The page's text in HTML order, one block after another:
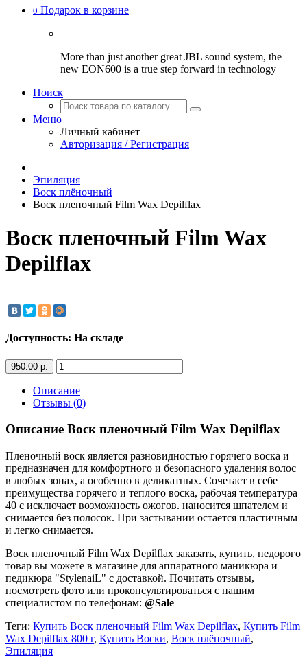
0 Подарок в корзине
More than just another great JBL sound system, the
new EON600 is a true step forward in technology
Поиск
Меню
Личный кабинет
Авторизация / Регистрация
Эпиляция
Воск плёночный
Воск пленочный Film Wax Depilflax
Воск пленочный Film Wax
Depilflax
Доступность: На складе
950.00 р.
Описание
Отзывы (0)
Описание Воск пленочный Film Wax Depilflax
Пленочный воск является разновидностью горячего воска и
предназначен для комфортного и безопасного удаления волос
в любых зонах, а особенно в деликатных. Сочетает в себе
преимущества горячего и теплого воска, рабочая температура
40 с исключает возможность ожогов. наносится шпателем и
снимается без полосок. При застывании остается пластичным
и легко снимается.
Воск пленочный Film Wax Depilflax заказать, купить, недорого
товар вы можете в магазине для аппаратного маникюра и
педикюра "StylenaiL" с доставкой. Почитать отзывы,
посмотреть фото или проконсультироваться с нашим
специалистом по телефонам: @Sale
Теги: Купить Воск пленочный Film Wax Depilflax, Купить Film
Wax Depilflax 800 г, Купить Воски, Воск плёночный,
Эпиляция